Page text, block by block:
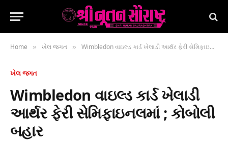
Home » ખેલ જગત » Wimbledon વાઇલ્ડ કાર્ડ ખેલાડી આર્થર ફેરી સેમિફાઇનલમાં ; કોબોલી બહાર
ખેલ જગત
Wimbledon વાઇલ્ડ કાર્ડ ખેલાડી
આર્થર ફેરી સેમિફાઇનલમાં ; કોબોલી
બહાર